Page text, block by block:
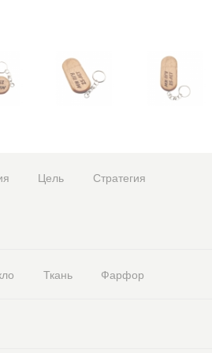
Цель Стратегия
Ткань Фарфор